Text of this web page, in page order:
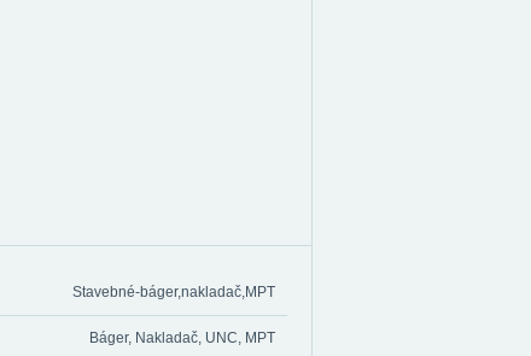
Stavebné-báger,nakladač,MPT
Báger, Nakladač, UNC, MPT